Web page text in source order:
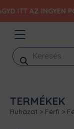
ITT AZ INGYEN
Products
search
TERMÉKEK
Ruházat > Férfi >